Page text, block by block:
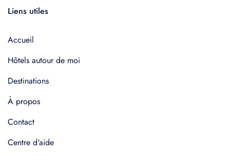
Liens utiles
Accueil
Hôtels autour de moi
Destinations
À propos
Contact
Centre d'aide